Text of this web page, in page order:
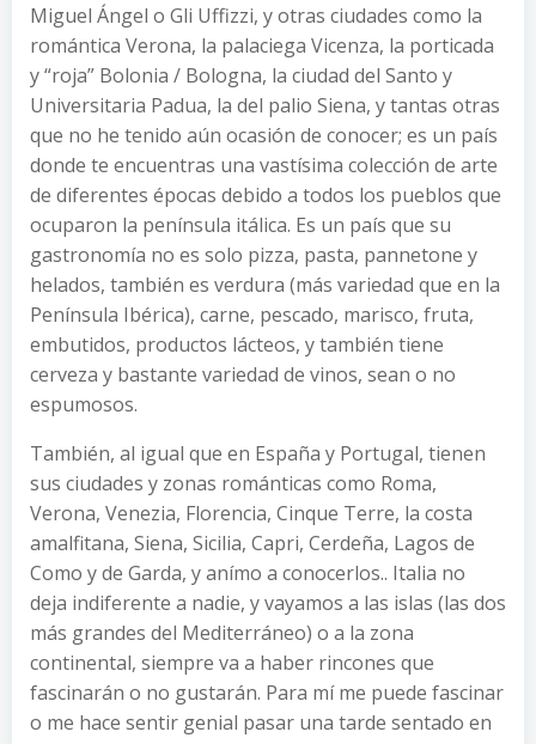
Miguel Ángel o Gli Uffizzi, y otras ciudades como la
romántica Verona, la palaciega Vicenza, la porticada
y “roja” Bolonia / Bologna, la ciudad del Santo y
Universitaria Padua, la del palio Siena, y tantas otras
que no he tenido aún ocasión de conocer; es un país
donde te encuentras una vastísima colección de arte
de diferentes épocas debido a todos los pueblos que
ocuparon la península itálica. Es un país que su
gastronomía no es solo pizza, pasta, pannetone y
helados, también es verdura (más variedad que en la
Península Ibérica), carne, pescado, marisco, fruta,
embutidos, productos lácteos, y también tiene
cerveza y bastante variedad de vinos, sean o no
espumosos.
También, al igual que en España y Portugal, tienen
sus ciudades y zonas románticas como Roma,
Verona, Venezia, Florencia, Cinque Terre, la costa
amalfitana, Siena, Sicilia, Capri, Cerdeña, Lagos de
Como y de Garda, y anímo a conocerlos.. Italia no
deja indiferente a nadie, y vayamos a las islas (las dos
más grandes del Mediterráneo) o a la zona
continental, siempre va a haber rincones que
fascinarán o no gustarán. Para mí me puede fascinar
o me hace sentir genial pasar una tarde sentado en